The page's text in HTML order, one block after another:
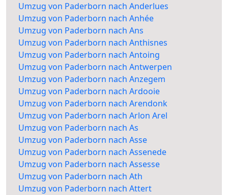
Umzug von Paderborn nach Anderlues
Umzug von Paderborn nach Anhée
Umzug von Paderborn nach Ans
Umzug von Paderborn nach Anthisnes
Umzug von Paderborn nach Antoing
Umzug von Paderborn nach Antwerpen
Umzug von Paderborn nach Anzegem
Umzug von Paderborn nach Ardooie
Umzug von Paderborn nach Arendonk
Umzug von Paderborn nach Arlon Arel
Umzug von Paderborn nach As
Umzug von Paderborn nach Asse
Umzug von Paderborn nach Assenede
Umzug von Paderborn nach Assesse
Umzug von Paderborn nach Ath
Umzug von Paderborn nach Attert